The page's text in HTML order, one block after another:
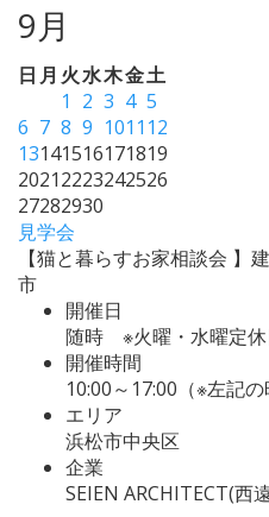
9月
日 月 火水木金土
1 2 3 4 5
6 7 8 9 1011 12
13141516171819
20212223242526
27282930
見学会
【猫と暮らすお家相談会 】
市
開催日
随時 ※火曜・水曜定休
開催時間
10:00～17:00（※左記
エリア
浜松市中央区
企業
SEIEN ARCHITECT(西